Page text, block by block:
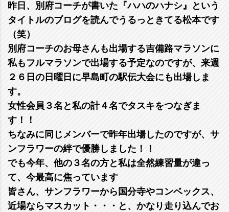
昨日、別府コーチが書いた『ハハのハナシ』という
タイトルのブログを読んでうるっときてる松本です
（笑）
別府コーチのお母さんも出場する吉備路マラソンに
私もフルマラソンで出場する予定なのですが、来週
２６日の日曜日に早島町の駅伝大会にも出場しま
す。
女性会員３名と私の計４名でタスキをつなぎま
す！！
ちなみに同じメンバーで昨年出場したのですが、サ
ンフラワーの絆で優勝しました！！
でも今年、他の３名の方と私は全然練習量が違っ
て、今最高に焦っています
皆さん、サンフラワーから国分寺やコンベックス、
近場ならマスカット・・・と、かなり走り込んでお